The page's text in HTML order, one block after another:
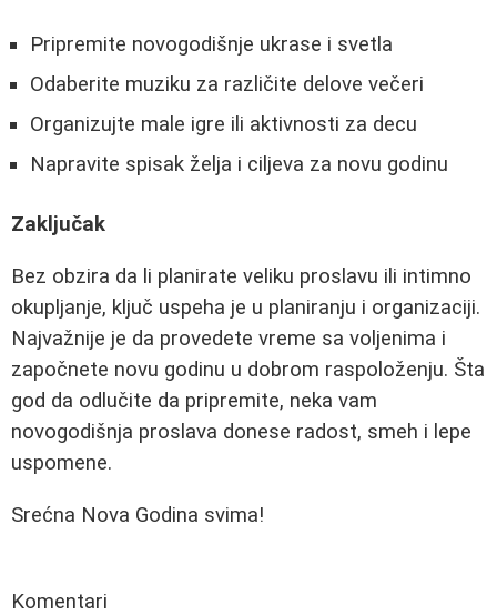
Pripremite novogodišnje ukrase i svetla
Odaberite muziku za različite delove večeri
Organizujte male igre ili aktivnosti za decu
Napravite spisak želja i ciljeva za novu godinu
Zaključak
Bez obzira da li planirate veliku proslavu ili intimno
okupljanje, ključ uspeha je u planiranju i organizaciji.
Najvažnije je da provedete vreme sa voljenima i
započnete novu godinu u dobrom raspoloženju. Šta
god da odlučite da pripremite, neka vam
novogodišnja proslava donese radost, smeh i lepe
uspomene.
Srećna Nova Godina svima!
Komentari